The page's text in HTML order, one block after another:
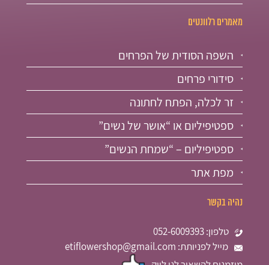
מאמרים רלוונטים
השפה הסודית של הפרחים
סידורי פרחים
זר לכלה, הפתח לחתונה
ספטיפיליום או “אושר של נשים”
ספטיפיליום – “שמחת הנשים”
מפת אתר
נהיה בקשר
טלפון: 052-6009393
מייל לפניותת: etiflowershop@gmail.com